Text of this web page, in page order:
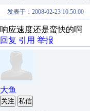
发表于：2008-02-23 10:50:00
响应速度还是蛮快的啊
回复 引用 举报
大鱼
关注 私信